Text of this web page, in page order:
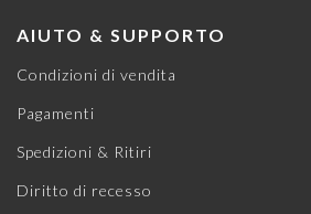
AIUTO & SUPPORTO
Condizioni di vendita
Pagamenti
Spedizioni & Ritiri
Diritto di recesso